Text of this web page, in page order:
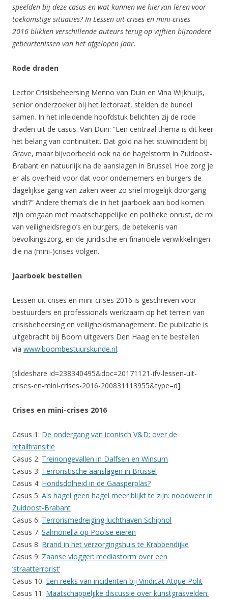
speelden bij deze casus en wat kunnen we hiervan leren voor
toekomstige situaties? In Lessen uit crises en mini-crises
2016 blikken verschillende auteurs terug op vijftien bijzondere
gebeurtenissen van het afgelopen jaar.
Rode draden
Lector Crisisbeheersing Menno van Duin en Vina Wijkhuijs,
senior onderzoeker bij het lectoraat, stelden de bundel
samen. In het inleidende hoofdstuk belichten zij de rode
draden uit de casus. Van Duin: “Een centraal thema is dit keer
het belang van continuïteit. Dat gold na het stuwincident bij
Grave, maar bijvoorbeeld ook na de hagelstorm in Zuidoost-
Brabant en natuurlijk na de aanslagen in Brussel. Hoe zorg je
er als overheid voor dat voor ondernemers en burgers de
dagelijkse gang van zaken weer zo snel mogelijk doorgang
vindt?” Andere thema’s die in het jaarboek aan bod komen
zijn omgaan met maatschappelijke en politieke onrust, de rol
van veiligheidsregio’s en burgers, de betekenis van
bevolkingszorg, en de juridische en financiële verwikkelingen
die na (mini-)crises volgen.
Jaarboek bestellen
Lessen uit crises en mini-crises 2016 is geschreven voor
bestuurders en professionals werkzaam op het terrein van
crisisbeheersing en veiligheidsmanagement. De publicatie is
uitgebracht bij Boom uitgevers Den Haag en te bestellen
via www.boombestuurskunde.nl.​
[slideshare id=238340495&doc=20171121-ifv-lessen-uit-
crises-en-mini-crises-2016-200831113955&type=d]
Crises en mini-crises 2016
Casus 1: De ondergang van iconisch V&D; over de
retailtransitie
Casus 2: Treinongevallen in Dalfsen en Winsum
Casus 3: Terroristische aanslagen in Brussel
Casus 4: Hondsdolheid in de Gaasperplas?
Casus 5: Als hagel geen hagel meer blijkt te zijn: noodweer in
Zuidoost-Brabant
Casus 6: Terrorismedreiging luchthaven Schiphol
Casus 7: Salmonella op Poolse eieren
Casus 8: Brand in het verzorgingshuis te Krabbendijke
Casus 9: Zaanse vlogger: mediastorm over een
‘straatterrorist’
Casus 10: Een reeks van incidenten bij Vindicat Atque Polit
Casus 11: Maatschappeljike discussie over kunstgrasvelden: